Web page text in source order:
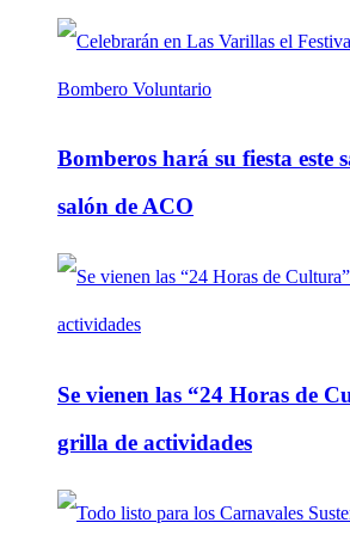
Bomberos hará su fiesta este
salón de ACO
Se vienen las “24 Horas de
grilla de actividades